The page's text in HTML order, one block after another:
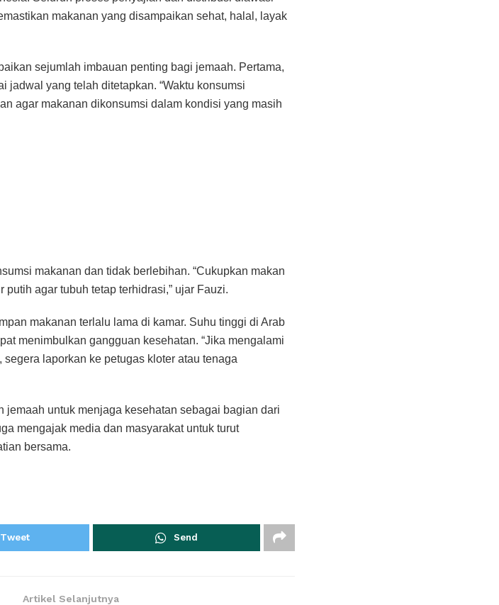
makanan yang disampaikan sehat, halal, layak
sejumlah imbauan penting bagi jemaah. Pertama,
jadwal yang telah ditetapkan. “Waktu konsumsi
agar makanan dikonsumsi dalam kondisi yang masih
makanan dan tidak berlebihan. “Cukupkan makan
agar tubuh tetap terhidrasi,” ujar Fauzi.
makanan terlalu lama di kamar. Suhu tinggi di Arab
menimbulkan gangguan kesehatan. “Jika mengalami
laporkan ke petugas kloter atau tenaga
untuk menjaga kesehatan sebagai bagian dari
mengajak media dan masyarakat untuk turut
bersama.
Tweet Send
Artikel Selanjutnya